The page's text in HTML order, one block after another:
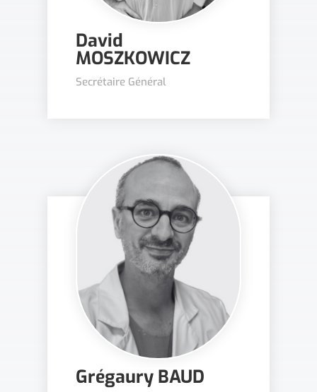
David
MOSZKOWICZ
Secrétaire Général
Grégaury BAUD